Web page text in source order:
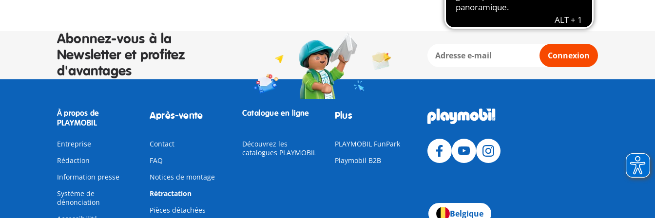
Abonnez-vous à la
Newsletter et profitez
d'avantages
Connexion
À propos de
PLAYMOBIL
Entreprise
Rédaction
Information presse
Système de
dénonciation
Après-vente
Contact
FAQ
Notices de montage
Rétractation
Pièces détachées
Catalogue en ligne
Découvrez les
catalogues PLAYMOBIL
Plus
PLAYMOBIL FunPark
Playmobil B2B
Belgique